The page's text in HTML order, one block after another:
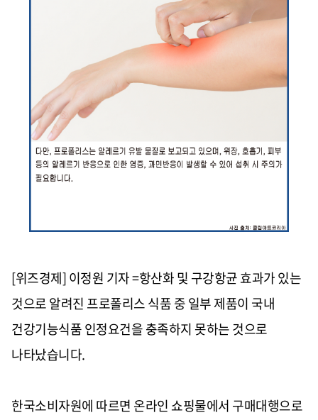
[위즈경제] 이정원 기자 =항산화 및 구강항균 효과가 있는
것으로 알려진 프로폴리스 식품 중 일부 제품이 국내
건강기능식품 인정요건을 충족하지 못하는 것으로
나타났습니다.
한국소비자원에 따르면 온라인 쇼핑물에서 구매대행으로